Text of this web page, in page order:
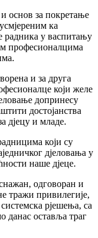
основ за покретање
ка
радника у васпитању
професионалцима
и за друга
који желе
допринесу
достојанства
дјецу и младе.
који су
дјеловања у
наше дјеце.
одговоран и
тражи привилегије,
рјешења, са
данас оставља траг